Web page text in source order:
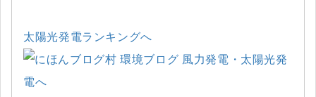
太陽光発電ランキングへ